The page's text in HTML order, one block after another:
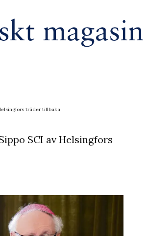
träder tillbaka
SCI av Helsingfors